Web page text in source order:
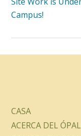
Campus!
CASA
ACERCA DEL